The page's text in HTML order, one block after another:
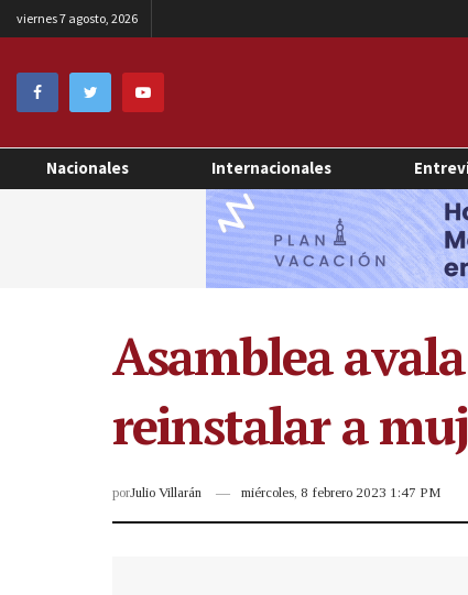
viernes 7 agosto, 2026
Nacionales Internacionales
Asamblea
reinstalar a
porJulio Villarán miércoles, 8 febrero 2023 1:47 PM